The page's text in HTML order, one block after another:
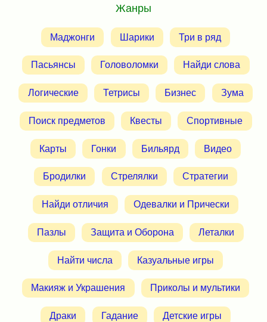
Жанры
Маджонги Шарики Три в ряд
Пасьянсы Головоломки Найди слова
Логические Тетрисы Бизнес Зума
Поиск предметов Квесты Спортивные
Карты Гонки Бильярд Видео
Бродилки Стрелялки Стратегии
Найди отличия Одевалки и Прически
Пазлы Защита и Оборона Леталки
Найти числа Казуальные игры
Макияж и Украшения Приколы и мультики
Драки Гадание Детские игры